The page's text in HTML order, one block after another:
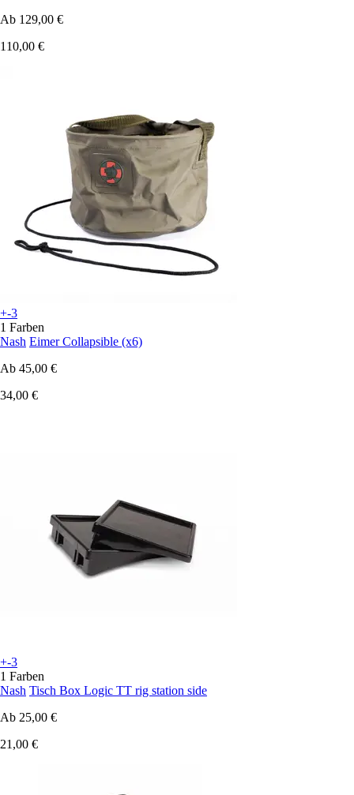
Ab 129,00 €
110,00 €
+-3
1 Farben
Nash Eimer Collapsible (x6)
Ab 45,00 €
34,00 €
+-3
1 Farben
Nash Tisch Box Logic TT rig station side
Ab 25,00 €
21,00 €